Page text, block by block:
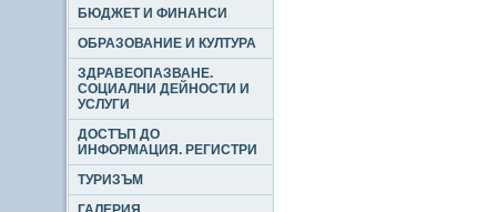
БЮДЖЕТ И ФИНАНСИ
ОБРАЗОВАНИЕ И КУЛТУРА
ЗДРАВЕОПАЗВАНЕ.
СОЦИАЛНИ ДЕЙНОСТИ И
УСЛУГИ
ДОСТЪП ДО
ИНФОРМАЦИЯ. РЕГИСТРИ
ТУРИЗЪМ